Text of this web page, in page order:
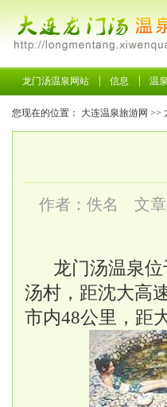
龙门汤温泉网站 信息 温
您现在的位置： 大连温泉旅游网 >>
作者：佚名 文
龙门汤温泉
汤村，距沈大高
市内48公里，距